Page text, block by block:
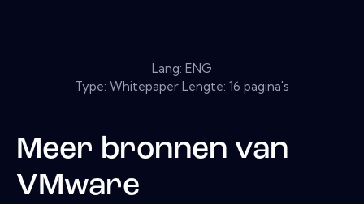
Lang: ENG
Type: Whitepaper Lengte: 16 pagina's
Meer bronnen van
VMware